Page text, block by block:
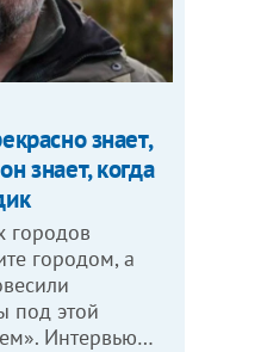
знает,
знает, когда
городов
городом, а
под этой
Интервью…